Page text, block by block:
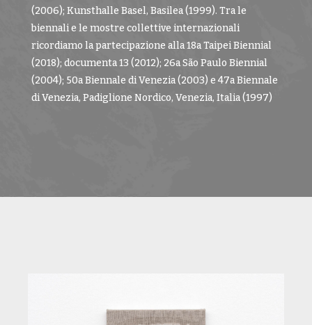
(2006); Kunsthalle Basel, Basilea (1999). Tra le
biennali e le mostre collettive internazionali
ricordiamo la partecipazione alla 18a Taipei Biennial
(2018); documenta 13 (2012); 26a São Paulo Biennial
(2004); 50a Biennale di Venezia (2003) e 47a Biennale
di Venezia, Padiglione Nordico, Venezia, Italia (1997)